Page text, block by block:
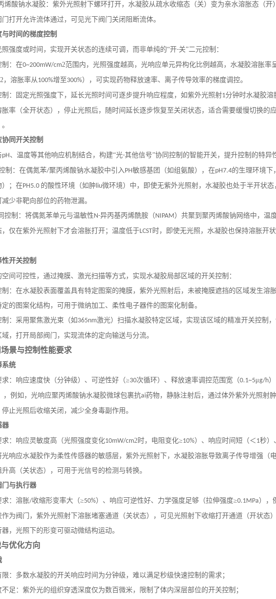
烯酸钠水凝胶：紫外光照射下螺环打开，水凝胶从疏水收缩态（关）变为亲水溶胀态（
打开允许流体通过，可见光下阀门关闭阻断流体。
时间的梯度控制
照强度或时间，实现开关状态的连续可调，而非单纯的“开-关”二元控制：
制：在0~200mW/cm2范围内，光照强度越高，光响应单元异构化比例越高，水凝胶溶胀率
2，溶胀率从100%增至300%），可实现药物释放速率、离子传导效率的梯度调控。
制：固定光照强度下，延长光照时间可逐步提升响应程度，如紫外光照射1分钟时水凝胶溶
胀率（全开状态），停止光照后，随时间延长逐步恢复至关闭状态，适合需要缓慢切换的
协同开关控制
pH、温度等其他响应机制结合，构建“光-其他信号”协同控制的智能开关，提升控制的特异
制：在偶氮苯/聚丙烯酸钠水凝胶中引入PH敏感基团（如组氨酸），在pH7.4的生理环境下
）；在PH5.0 的酸性环境（如肿liu微环境）中，即使无紫外光照射，水凝胶也处于半开状态
少非靶向部位的药物泄漏。
控制：将偶氮苯单元与温敏性N-异丙基丙烯酰胺（NIPAM）共聚到聚丙烯酸钠网络中，温
，仅在紫外光照射下才会溶胀打开；温度低于LCST时，即使无光照，水凝胶也保持溶胀开
开关控制
间可控性，通过掩膜、激光扫描等方式，实现水凝胶局部区域的开关控制：
制：在水凝胶表面覆盖具有特定图案的掩膜，紫外光照射后，未被掩膜遮挡的区域发生溶
定的图案化结构，可用于微纳加工、柔性电子器件的图案化制备。
制：采用聚焦激光束（如 365nm激光）扫描水凝胶特定区域，实现该区域的精准开关控制
，打开局部阀门，实现流体的定向输送与分流。
场景与控制性能要求
系统
求：响应速度快（分钟级）、可逆性好（≥30次循环）、释放速率调控范围宽（0.1~5μg/h
，例如，光响应聚丙烯酸钠水凝胶微球包裹抗ai药物，静脉注射后，通过体外紫外光照射肿
止光照后收缩关闭，减少全身毒副作用。
器
求：响应灵敏度高（光照强度变化10mW/cm2时，电阻变化≥10%）、响应时间短（＜1秒）
响应水凝胶作为柔性传感器的敏感层，紫外光照射下，水凝胶溶胀导致离子传导增强（
升高（关状态），可用于光信号的检测与转换。
门与执行器
求：溶胀/收缩形变率大（≥50%）、响应可逆性好、力学强度足够（拉伸强度≥0.1MPa），
为阀门，紫外光照射下溶胀堵塞通道（关状态），可见光照射下收缩打开通道（开状态
，光照下的形变可驱动微结构运动。
优化方向
限：多数水凝胶的开关响应时间为分钟级，难以满足秒级快速控制的需求；
足：紫外光的组织穿透深度仅为数百微米，限制了体内深层部位的开关控制；